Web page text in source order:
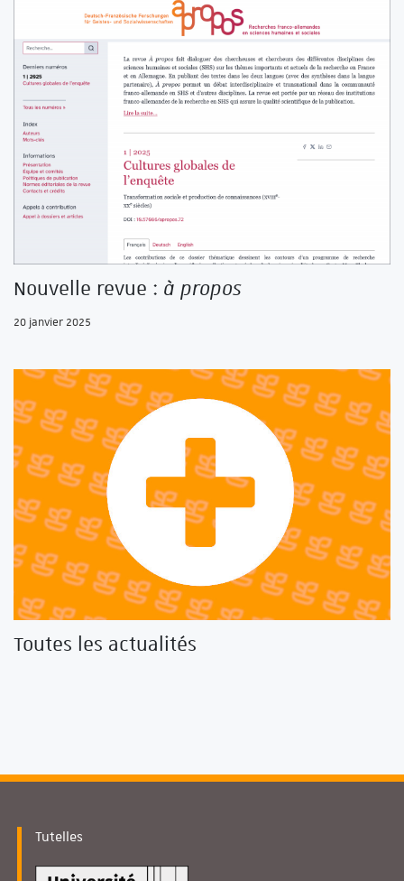
Nouvelle revue : à propos
20 janvier 2025
Toutes les actualités
Tutelles